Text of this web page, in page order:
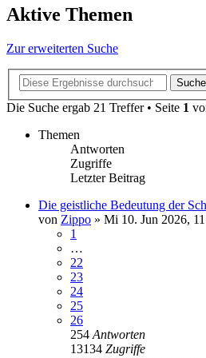
Aktive Themen
Zur erweiterten Suche
Suche
Die Suche ergab 21 Treffer • Seite 1
Themen
Antworten
Zugriffe
Letzter Beitrag
Die geistliche Bedeutung der
von Zippo » Mi 10. Jun 2026,
1
…
22
23
24
25
26
254 Antworten
13134 Zugriffe